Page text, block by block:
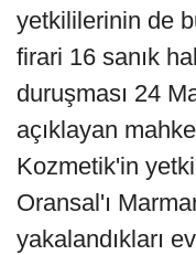
yetkililerinin de
firari 16 sanık
duruşması 24
açıklayan
Kozmetik'in
Oransal'ı
yakalandıkları